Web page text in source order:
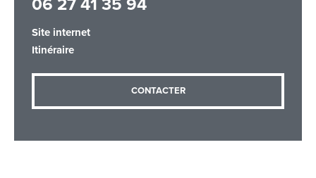
06 27 41 35 94
Site internet
Itinéraire
CONTACTER
Adresse email
Message*